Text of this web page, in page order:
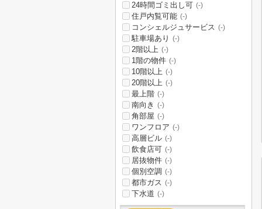
24時間ゴミ出し可 (-)
住戸内覧可能 (-)
コンシェルジュサービス (-)
駐車場あり (-)
2階以上 (-)
1階の物件 (-)
10階以上 (-)
20階以上 (-)
最上階 (-)
南向き (-)
角部屋 (-)
ワンフロア (-)
高層ビル (-)
飲食店可 (-)
居抜物件 (-)
個別空調 (-)
都市ガス (-)
下水道 (-)